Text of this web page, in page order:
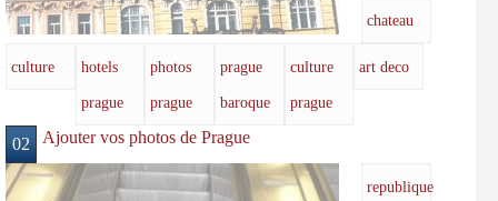
chateau
culture
hotels
prague
photos
prague
prague
baroque
culture
prague
art deco
02 Ajouter vos photos de Prague
republique